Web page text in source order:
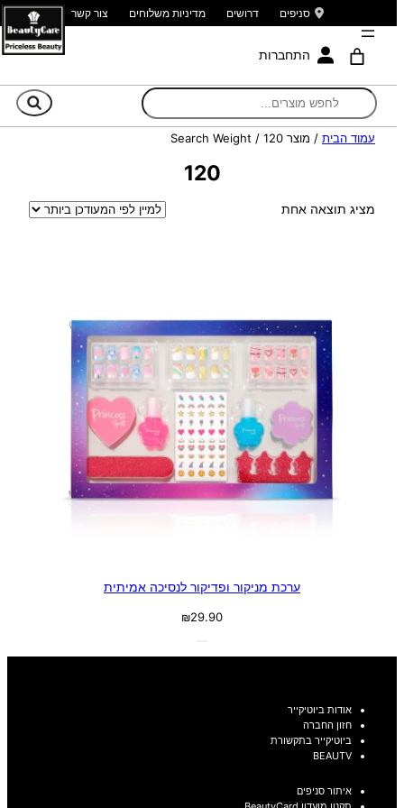
סניפים דרושים מדיניות משלוחים צור קשר
התחברות
עמוד הבית / מוצר Search Weight / 120
120
מציג תוצאה אחת
ערכת מניקור ופדיקור לנסיכה אמיתית
₪29.90
אודות ביוטיקייר
חזון החברה
ביוטיקייר בתקשורת
BEAUTV
איתור סניפים